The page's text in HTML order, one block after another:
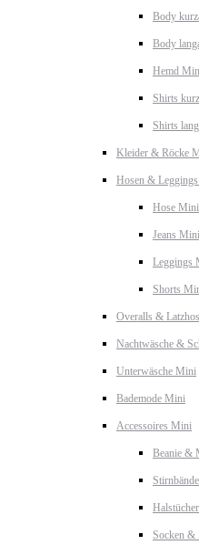
Body
Body
Hemd
Shirts
Shirts
Kleider & Röcke
Hosen &
Hose Mini
Jeans Mini
Leggings
Shorts
Overalls &
Nachtwäsche &
Unterwäsche Mini
Bademode Mini
Accessoires Mini
Beanie &
Socken